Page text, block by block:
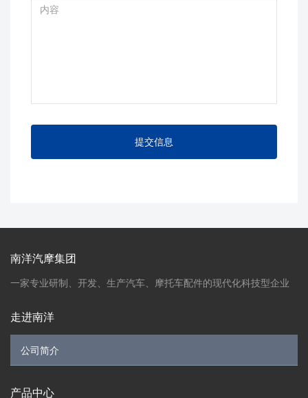
南洋汽摩集团
一家专业研制、开发、生产汽车、摩托车配件的现代化科技型企业
走进南洋
产品中心